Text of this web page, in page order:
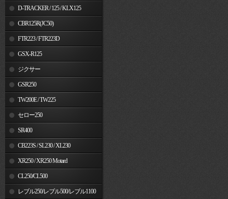
D-TRACKER / 125 / KLX125
CBR125R(JC50)
FTR223 / FTR223D
GSX-R125
ジクサー
GSR250
TW200E / TW225
セロー250
SR400
CB223S / SL230 / XL230
XR250 / XR250 Motard
CL250/CL500
レブル250/レブル500/レブル1100